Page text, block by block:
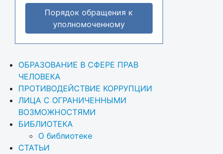
Порядок обращения к
уполномоченному
ОБРАЗОВАНИЕ В СФЕРЕ ПРАВ
ЧЕЛОВЕКА
ПРОТИВОДЕЙСТВИЕ КОРРУПЦИИ
ЛИЦА С ОГРАНИЧЕННЫМИ
ВОЗМОЖНОСТЯМИ
БИБЛИОТЕКА
О библиотеке
СТАТЬИ